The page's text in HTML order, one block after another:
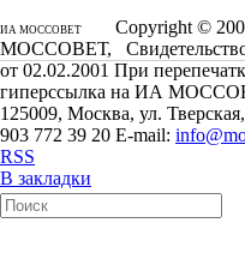
ИА МОССОВЕТ
Copyright ©
МОССОВЕТ,
от 02.02.2001 При
гиперссылка на ИА
125009, Москва, ул.
903 772 39 20 E-mail:
RSS
В закладки